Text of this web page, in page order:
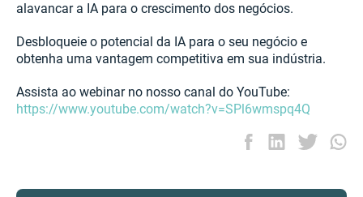
alavancar a IA para o crescimento dos negócios.
Desbloqueie o potencial da IA para o seu negócio e
obtenha uma vantagem competitiva em sua indústria.
Assista ao webinar no nosso canal do YouTube:
https://www.youtube.com/watch?v=SPl6wmspq4Q